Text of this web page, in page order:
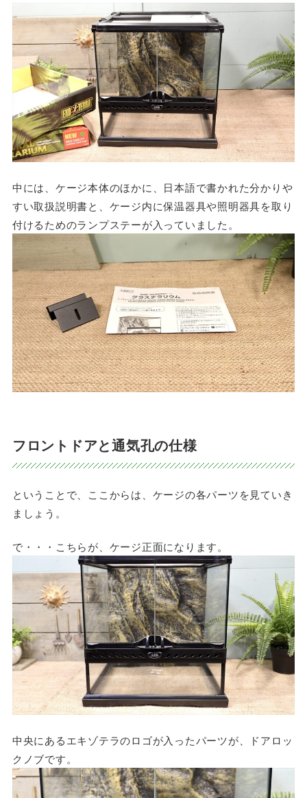
中には、ケージ本体のほかに、日本語で書かれた分かりや
すい取扱説明書と、ケージ内に保温器具や照明器具を取り
付けるためのランプステーが入っていました。
フロントドアと通気孔の仕様
ということで、ここからは、ケージの各パーツを見ていき
ましょう。
で・・・こちらが、ケージ正面になります。
中央にあるエキゾテラのロゴが入ったパーツが、ドアロッ
クノブです。